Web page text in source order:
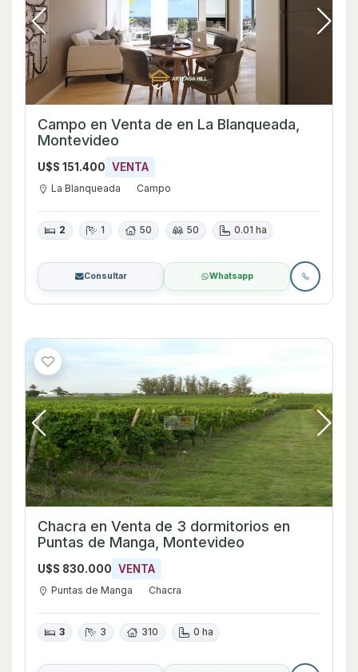
Campo en Venta de en La Blanqueada,
Montevideo
U$S 151.400 VENTA
La Blanqueada Campo
2 1 50 50 0.01 ha
Consultar Whatsapp
Chacra en Venta de 3 dormitorios en
Puntas de Manga, Montevideo
U$S 830.000 VENTA
Puntas de Manga Chacra
3 3 310 0 ha